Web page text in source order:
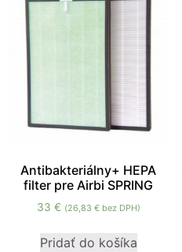
Antibakteriálny+ HEPA
filter pre Airbi SPRING
33 € (26,83 €bez DPH)
Pridať do košíka